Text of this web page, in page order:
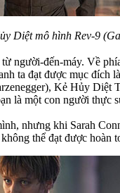
Diệt mô hình Rev-9
người-đến-máy. Về
ta đạt được mục đích
Kẻ Hủy Diệt
là một con người thực
nhưng khi Sarah
thể đạt được hoàn